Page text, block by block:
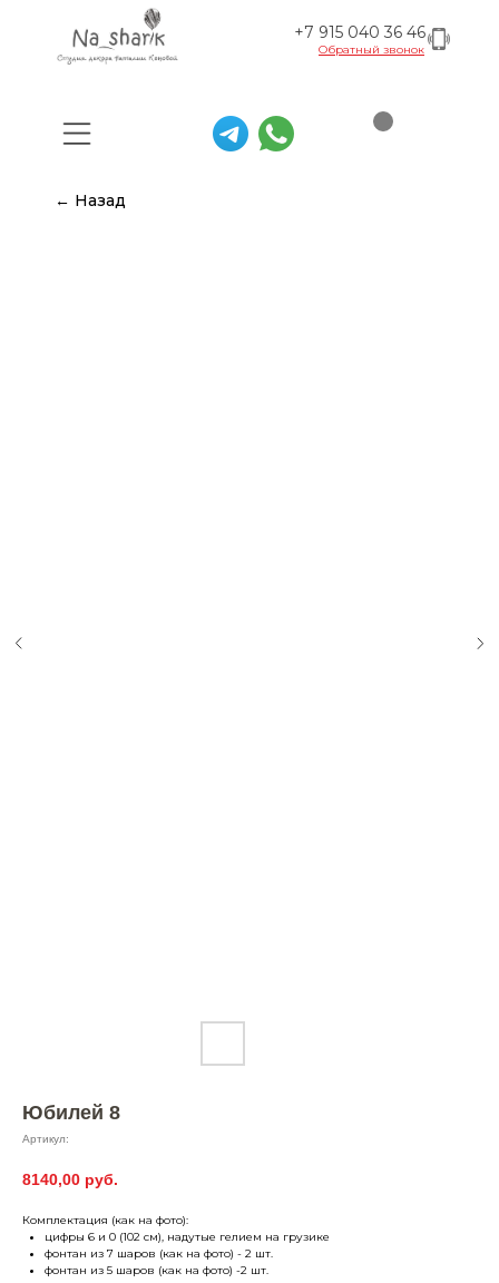
+7 915 040 36 46
Обратный звонок
← Назад
Юбилей 8
Артикул:
8140,00 руб.
Комплектация (как на фото):
цифры 6 и 0 (102 см), надутые гелием на грузике
фонтан из 7 шаров (как на фото) - 2 шт.
фонтан из 5 шаров (как на фото) -2 шт.